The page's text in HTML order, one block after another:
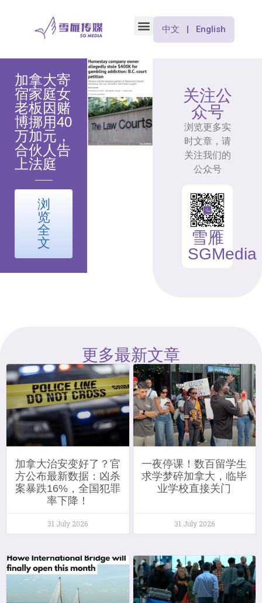
中文 | English
加拿大寄
宿家庭女
老板因赌
博挪用40
万加元，
合伙人告
上法庭
浏
览
全
文
关注公
众号
浏览更多实
时文章，请
关注我们的
公众号
雪雁
SGMedia
更多最新文章
加拿大治安变好了？官
方公布最新数据：凶杀
案暴跌16%，全国犯罪
率下降！
31 July 2026
一夜停课！数百留学生
求学梦碎加拿大，临毕
业学校直接关门
31 July 2026